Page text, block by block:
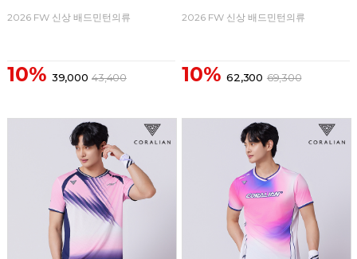
2026 FW 신상 배드민턴의류
10% 39,000 43,400
2026 FW 신상 배드민턴의류
10% 62,300 69,300